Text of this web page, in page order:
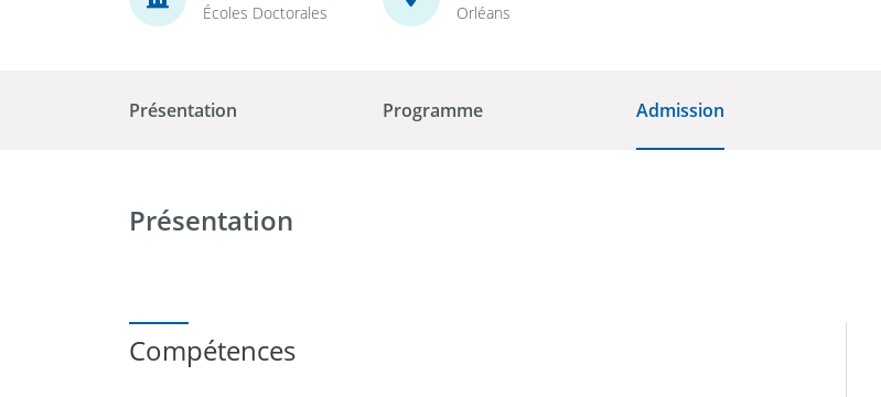
Écoles Doctorales Orléans
Présentation Programme Admission
Présentation
Compétences